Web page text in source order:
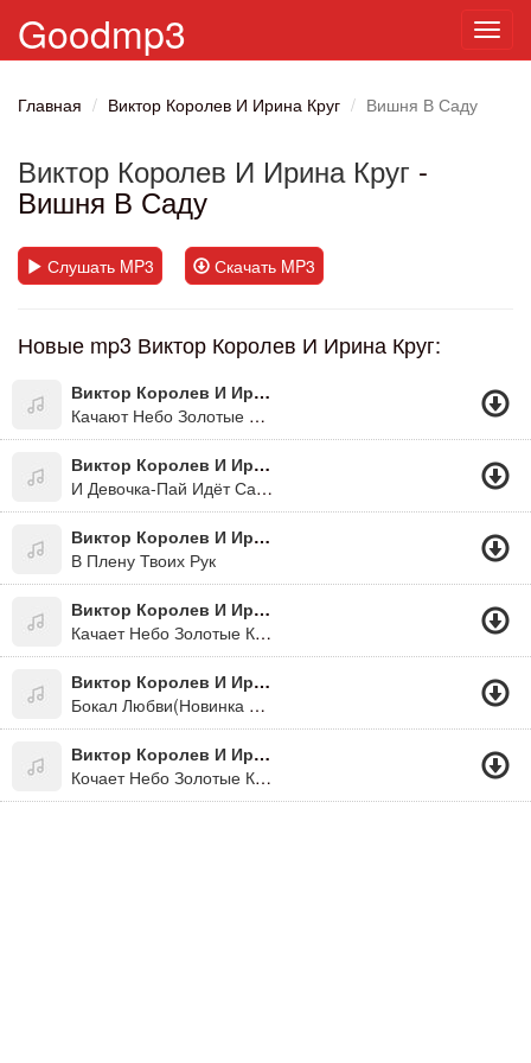
Goodmp3
Главная Виктор Королев И Ирина Круг Вишня В Саду
Виктор Королев И Ирина Круг -
Вишня В Саду
Слушать MP3 Скачать MP3
Новые mp3 Виктор Королев И Ирина Круг:
Виктор Королев И Ирина Круг
Качают Небо Золотые Купала
Виктор Королев И Ирина Круг
И Девочка-Пай Идёт Сама В Гости К Жигану На Встречу Судьбе...
Виктор Королев И Ирина Круг
В Плену Твоих Рук
Виктор Королев И Ирина Круг
Качает Небо Золотые Купола.
Виктор Королев И Ирина Круг
Бокал Любви(Новинка Июль 2011)
Виктор Королев И Ирина Круг
Кочает Небо Золотые Купола